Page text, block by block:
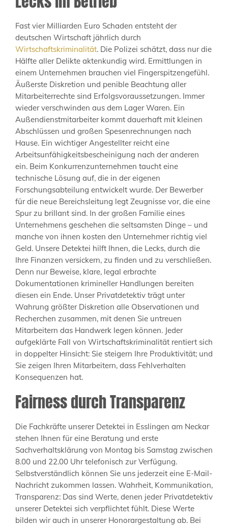
Fast vier Milliarden Euro Schaden entsteht der
deutschen Wirtschaft jährlich durch
Wirtschaftskriminalität. Die Polizei schätzt, dass nur die
Hälfte aller Delikte aktenkundig wird. Ermittlungen in
einem Unternehmen brauchen viel Fingerspitzengefühl.
Äußerste Diskretion und penible Beachtung aller
Mitarbeiterrechte sind Erfolgsvoraussetzungen. Immer
wieder verschwinden aus dem Lager Waren. Ein
Außendienstmitarbeiter kommt dauerhaft mit kleinen
Abschlüssen und großen Spesenrechnungen nach
Hause. Ein wichtiger Angestellter reicht eine
Arbeitsunfähigkeitsbescheinigung nach der anderen
ein. Beim Konkurrenzunternehmen taucht eine
technische Lösung auf, die in der eigenen
Forschungsabteilung entwickelt wurde. Der Bewerber
für die neue Bereichsleitung legt Zeugnisse vor, die eine
Spur zu brillant sind. In der großen Familie eines
Unternehmens geschehen die seltsamsten Dinge – und
manche von ihnen kosten den Unternehmer richtig viel
Geld. Unsere Detektei hilft Ihnen, die Lecks, durch die
Ihre Finanzen versickern, zu finden und zu verschließen.
Denn nur Beweise, klare, legal erbrachte
Dokumentationen krimineller Handlungen bereiten
diesen ein Ende. Unser Privatdetektiv trägt unter
Wahrung größter Diskretion alle Observationen und
Recherchen zusammen, mit denen Sie untreuen
Mitarbeitern das Handwerk legen können. Jeder
aufgeklärte Fall von Wirtschaftskriminalität rentiert sich
in doppelter Hinsicht: Sie steigern Ihre Produktivität; und
Sie zeigen Ihren Mitarbeitern, dass Fehlverhalten
Konsequenzen hat.
Fairness durch Transparenz
Die Fachkräfte unserer Detektei in Esslingen am Neckar
stehen Ihnen für eine Beratung und erste
Sachverhaltsklärung von Montag bis Samstag zwischen
8.00 und 22.00 Uhr telefonisch zur Verfügung.
Selbstverständlich können Sie uns jederzeit eine E-Mail-
Nachricht zukommen lassen. Wahrheit, Kommunikation,
Transparenz: Das sind Werte, denen jeder Privatdetektiv
unserer Detektei sich verpflichtet fühlt. Diese Werte
bilden wir auch in unserer Honorargestaltung ab. Bei